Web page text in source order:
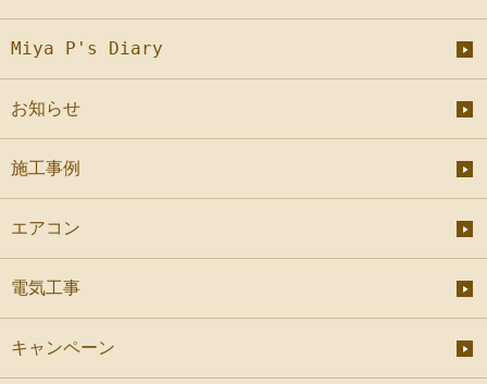
Miya P's Diary
お知らせ
施工事例
エアコン
電気工事
キャンペーン